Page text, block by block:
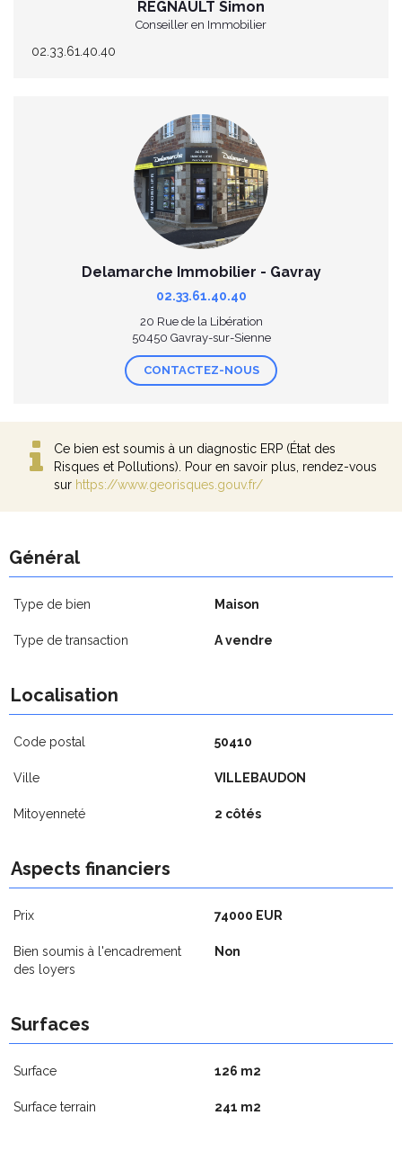
REGNAULT Simon
Conseiller en Immobilier
02.33.61.40.40
Delamarche Immobilier - Gavray
02.33.61.40.40
20 Rue de la Libération
50450 Gavray-sur-Sienne
CONTACTEZ-NOUS
Ce bien est soumis à un diagnostic ERP (État des
Risques et Pollutions). Pour en savoir plus, rendez-vous
sur https://www.georisques.gouv.fr/
Général
Type de bien Maison
Type de transaction A vendre
Localisation
Code postal 50410
Ville VILLEBAUDON
Mitoyenneté 2 côtés
Aspects financiers
Prix 74000 EUR
Bien soumis à l'encadrement
des loyers
Non
Surfaces
Surface 126 m2
Surface terrain 241 m2